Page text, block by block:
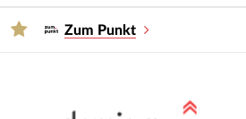
Zum Punkt